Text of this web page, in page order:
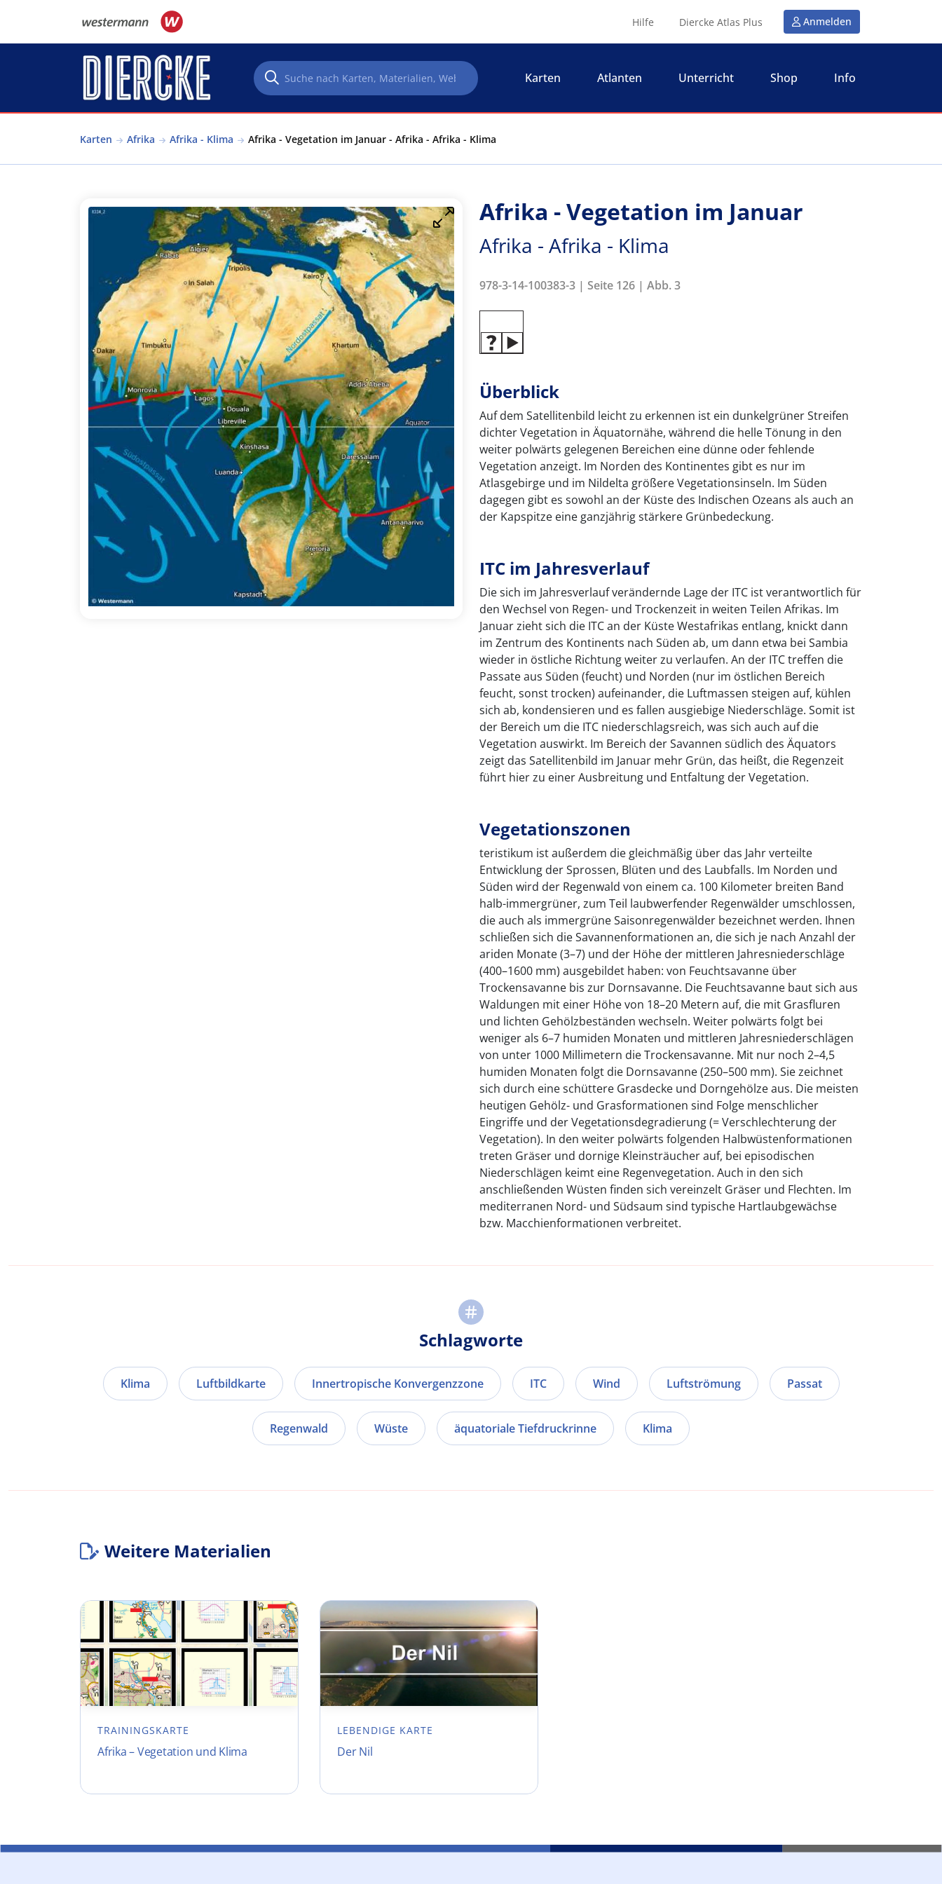
Hilfe Diercke Atlas Plus Anmelden
Karten Atlanten Unterricht Shop Info
Karten Afrika Afrika - Klima Afrika - Vegetation im Januar - Afrika - Afrika - Klima
Afrika - Vegetation im Januar
Afrika - Afrika - Klima
978-3-14-100383-3 | Seite 126 | Abb. 3
Überblick
Auf dem Satellitenbild leicht zu erkennen ist ein dunkelgrüner Streifen
dichter Vegetation in Äquatornähe, während die helle Tönung in den
weiter polwärts gelegenen Bereichen eine dünne oder fehlende
Vegetation anzeigt. Im Norden des Kontinentes gibt es nur im
Atlasgebirge und im Nildelta größere Vegetationsinseln. Im Süden
dagegen gibt es sowohl an der Küste des Indischen Ozeans als auch an
der Kapspitze eine ganzjährig stärkere Grünbedeckung.
ITC im Jahresverlauf
Die sich im Jahresverlauf verändernde Lage der ITC ist verantwortlich für
den Wechsel von Regen- und Trockenzeit in weiten Teilen Afrikas. Im
Januar zieht sich die ITC an der Küste Westafrikas entlang, knickt dann
im Zentrum des Kontinents nach Süden ab, um dann etwa bei Sambia
wieder in östliche Richtung weiter zu verlaufen. An der ITC treffen die
Passate aus Süden (feucht) und Norden (nur im östlichen Bereich
feucht, sonst trocken) aufeinander, die Luftmassen steigen auf, kühlen
sich ab, kondensieren und es fallen ausgiebige Niederschläge. Somit ist
der Bereich um die ITC niederschlagsreich, was sich auch auf die
Vegetation auswirkt. Im Bereich der Savannen südlich des Äquators
zeigt das Satellitenbild im Januar mehr Grün, das heißt, die Regenzeit
führt hier zu einer Ausbreitung und Entfaltung der Vegetation.
Vegetationszonen
teristikum ist außerdem die gleichmäßig über das Jahr verteilte
Entwicklung der Sprossen, Blüten und des Laubfalls. Im Norden und
Süden wird der Regenwald von einem ca. 100 Kilometer breiten Band
halb-immergrüner, zum Teil laubwerfender Regenwälder umschlossen,
die auch als immergrüne Saisonregenwälder bezeichnet werden. Ihnen
schließen sich die Savannenformationen an, die sich je nach Anzahl der
ariden Monate (3–7) und der Höhe der mittleren Jahresniederschläge
(400–1600 mm) ausgebildet haben: von Feuchtsavanne über
Trockensavanne bis zur Dornsavanne. Die Feuchtsavanne baut sich aus
Waldungen mit einer Höhe von 18–20 Metern auf, die mit Grasfluren
und lichten Gehölzbeständen wechseln. Weiter polwärts folgt bei
weniger als 6–7 humiden Monaten und mittleren Jahresniederschlägen
von unter 1000 Millimetern die Trockensavanne. Mit nur noch 2–4,5
humiden Monaten folgt die Dornsavanne (250–500 mm). Sie zeichnet
sich durch eine schüttere Grasdecke und Dorngehölze aus. Die meisten
heutigen Gehölz- und Grasformationen sind Folge menschlicher
Eingriffe und der Vegetationsdegradierung (= Verschlechterung der
Vegetation). In den weiter polwärts folgenden Halbwüstenformationen
treten Gräser und dornige Kleinsträucher auf, bei episodischen
Niederschlägen keimt eine Regenvegetation. Auch in den sich
anschließenden Wüsten finden sich vereinzelt Gräser und Flechten. Im
mediterranen Nord- und Südsaum sind typische Hartlaubgewächse
bzw. Macchienformationen verbreitet.
Schlagworte
Klima Luftbildkarte Innertropische Konvergenzzone ITC Wind Luftströmung Passat
Regenwald Wüste äquatoriale Tiefdruckrinne Klima
Weitere Materialien
TRAININGSKARTE
Afrika – Vegetation und Klima
LEBENDIGE KARTE
Der Nil